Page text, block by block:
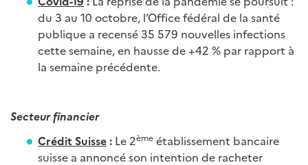
du 3 au 10 octobre, l’Office fédéral de la santé
publique a recensé 35 579 nouvelles infections
cette semaine, en hausse de +42 % par rapport à
la semaine précédente.
Secteur financier
Crédit Suisse: Le 2ème établissement bancaire
suisse a annoncé son intention de racheter